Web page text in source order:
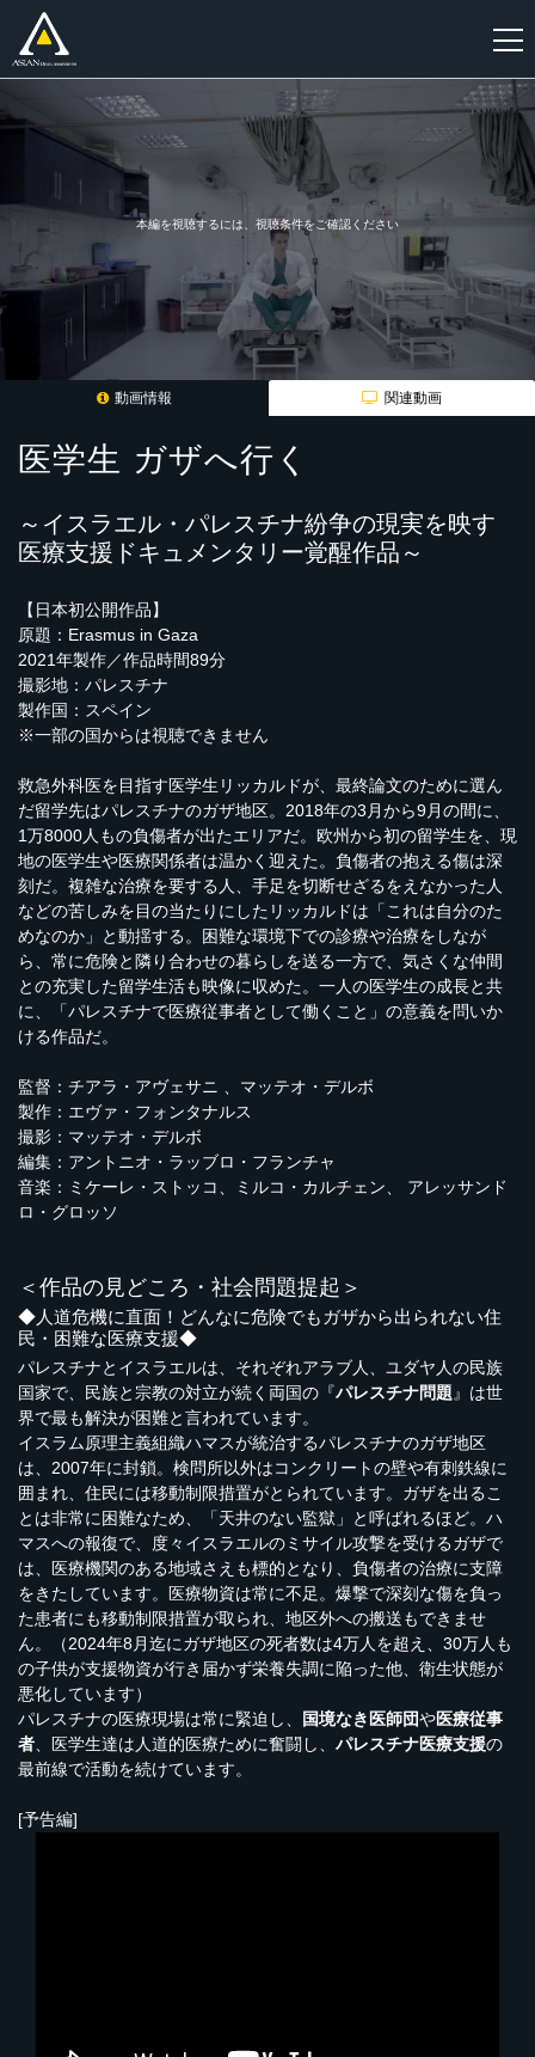
新
規
登
録
本編を視聴するには、視聴条件をご確認ください
動画情報 関連動画
医学生 ガザへ行く
～イスラエル・パレスチナ紛争の現実を映す
医療支援ドキュメンタリー覚醒作品～
【日本初公開作品】
原題：Erasmus in Gaza
2021年製作／作品時間89分
撮影地：パレスチナ
製作国：スペイン
※一部の国からは視聴できません
救急外科医を目指す医学生リッカルドが、最終論文のために選ん
だ留学先はパレスチナのガザ地区。2018年の3月から9月の間に、
1万8000人もの負傷者が出たエリアだ。欧州から初の留学生を、現
地の医学生や医療関係者は温かく迎えた。負傷者の抱える傷は深
刻だ。複雑な治療を要する人、手足を切断せざるをえなかった人
などの苦しみを目の当たりにしたリッカルドは「これは自分のた
めなのか」と動揺する。困難な環境下での診療や治療をしなが
ら、常に危険と隣り合わせの暮らしを送る一方で、気さくな仲間
との充実した留学生活も映像に収めた。一人の医学生の成長と共
に、「パレスチナで医療従事者として働くこと」の意義を問いか
ける作品だ。
監督：チアラ・アヴェサニ 、マッテオ・デルボ
製作：エヴァ・フォンタナルス
撮影：マッテオ・デルボ
編集：アントニオ・ラッブロ・フランチャ
音楽：ミケーレ・ストッコ、ミルコ・カルチェン、 アレッサンド
ロ・グロッソ
＜作品の見どころ・社会問題提起＞
◆人道危機に直面！どんなに危険でもガザから出られない住
民・困難な医療支援◆
パレスチナとイスラエルは、それぞれアラブ人、ユダヤ人の民族
国家で、民族と宗教の対立が続く両国の『パレスチナ問題 』は世
界で最も解決が困難と言われています。
イスラム原理主義組織ハマスが統治するパレスチナのガザ地区
は、2007年に封鎖。検問所以外はコンクリートの壁や有刺鉄線に
囲まれ、住民には移動制限措置がとられています。ガザを出るこ
とは非常に困難なため、「天井のない監獄」と呼ばれるほど。ハ
マスへの報復で、度々イスラエルのミサイル攻撃を受けるガザで
は、医療機関のある地域さえも標的となり、負傷者の治療に支障
をきたしています。医療物資は常に不足。爆撃で深刻な傷を負っ
た患者にも移動制限措置が取られ、地区外への搬送もできませ
ん。（2024年8月迄にガザ地区の死者数は4万人を超え、30万人も
の子供が支援物資が行き届かず栄養失調に陥った他、衛生状態が
悪化しています）
パレスチナの医療現場は常に緊迫し、
国境なき医師団や医療従事
者 、医学生達は人道的医療ために奮闘し、 パレスチナ医療支援の
最前線で活動を続けています。
[予告編]